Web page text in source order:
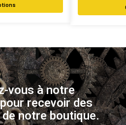
vous à notre
recevoir des
notre boutique.